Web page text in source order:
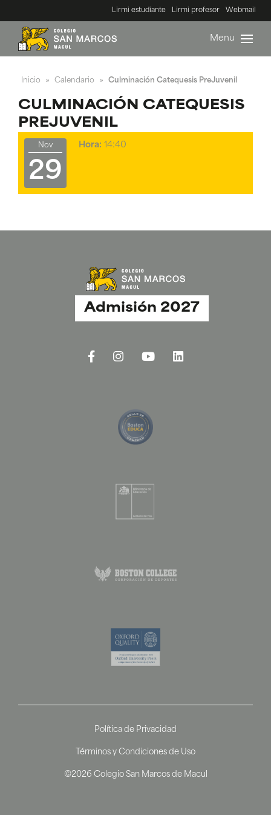
Lirmi estudiante Lirmi profesor Webmail
Menu
Inicio » Calendario » Culminación Catequesis PreJuvenil
CULMINACIÓN CATEQUESIS
PREJUVENIL
Nov
29
Hora: 14:40
Admisión 2027
©2026 Colegio San Marcos de Macul
Política de Privacidad
Términos y Condiciones de Uso